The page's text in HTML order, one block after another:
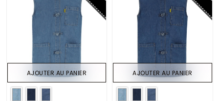
AJOUTER AU PANIER AJOUTER AU PANIER